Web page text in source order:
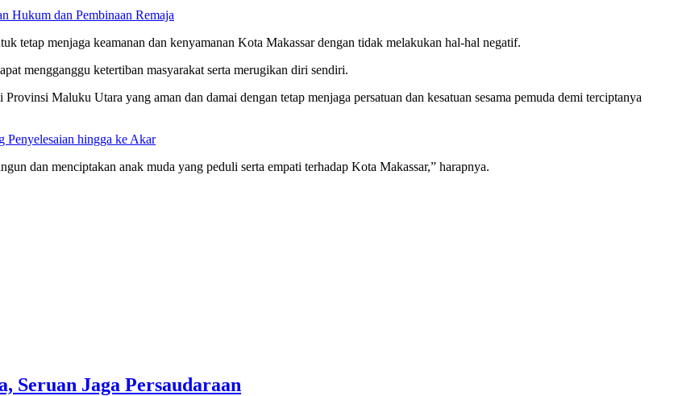
Hukum dan Pembinaan Remaja
tetap menjaga keamanan dan kenyamanan Kota Makassar dengan tidak melakukan hal-hal negatif.
mengganggu ketertiban masyarakat serta merugikan diri sendiri.
Maluku Utara yang aman dan damai dengan tetap menjaga persatuan dan kesatuan sesama pemuda demi terciptanya
Penyelesaian hingga ke Akar
dan menciptakan anak muda yang peduli serta empati terhadap Kota Makassar,” harapnya.
Seruan Jaga Persaudaraan